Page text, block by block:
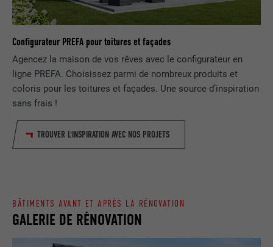
Configurateur PREFA pour toitures et façades
Agencez la maison de vos rêves avec le configurateur en
ligne PREFA. Choisissez parmi de nombreux produits et
coloris pour les toitures et façades. Une source d’inspiration
sans frais !
TROUVER L'INSPIRATION AVEC NOS PROJETS
GALERIE DE RÉNOVATION
BÂTIMENTS AVANT ET APRÈS LA RÉNOVATION
EXPIRATION 1 jour
UTILITÉ
pour générer des données statistiques
sur la manière dont l'utilisateur utilise le
site Internet.
FOURNISSEUR Google Optimize
UTILITÉ
autorise l'utilisation de cookies. Ne
contient aucun élément d'identification.
NOM
FOURNISSEUR ads.linkedin.com
EXPIRATION Session
EXPIRATION Session